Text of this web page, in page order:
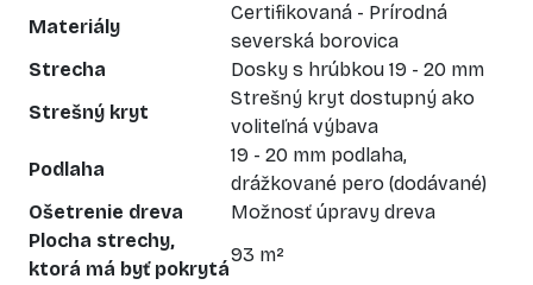
Materiály
Certifikovaná - Prírodná
severská borovica
Strecha
Dosky s hrúbkou 19 - 20 mm
Strešný kryt
Strešný kryt dostupný ako
voliteľná výbava
Podlaha
19 - 20 mm podlaha,
drážkované pero (dodávané)
Ošetrenie dreva
Možnosť úpravy dreva
Plocha strechy,
ktorá má byť pokrytá
93 m²